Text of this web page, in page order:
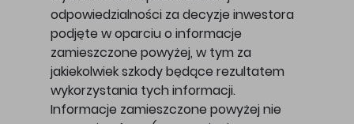
odpowiedzialności za decyzje inwestora
podjęte w oparciu o informacje
zamieszczone powyżej, w tym za
jakiekolwiek szkody będące rezultatem
wykorzystania tych informacji.
Informacje zamieszczone powyżej nie